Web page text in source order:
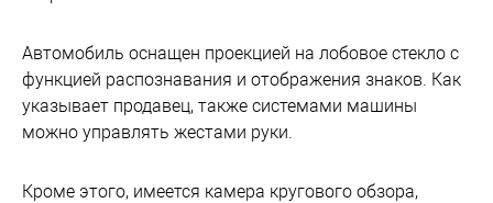
Автомобиль оснащен проекцией на лобовое стекло с
функцией распознавания и отображения знаков. Как
указывает продавец, также системами машины
можно управлять жестами руки.
Кроме этого, имеется камера кругового обзора,